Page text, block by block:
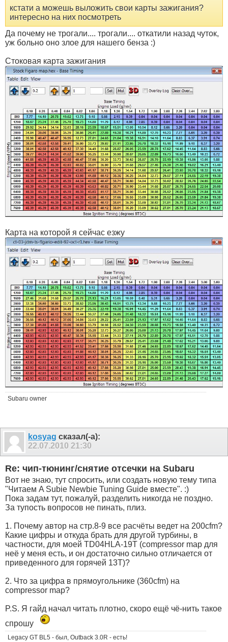
кстати а можешь выложить свои карты зажигания?
интересно на них посмотреть
Да почему не трогали.... трогали.... откатили назад чуток,
уж больно оно злое для нашего бенза :)
Стоковая карта зажигания
Карта на которой я сейчас езжу
Subaru owner
kosyag сказал(-а):
22.07.2010 21:30
Re: чип-тюнинг/снятие отсечки на Subaru
Вот не знаю, тут спросить, или создать новую тему типа
"Читаем A Subie Newbie Tuning Guide вместе". :)
Пока задам тут, пожалуй, разделить никогда не поздно.
За тупость вопросов не пинать, плиз.
1. Почему автор на стр.8-9 все расчёты ведет на 200cfm?
Какие цифры и откуда брать для другой турбины, в
частности, для моей TD04HLA-19T (compressor map для
неё у меня есть, и он достаточно сильно отличается от
приведенного для горячей 13T)?
2. Что за цифра в прямоугольнике (360cfm) на
compressor map?
P.S. Я гайд начал читать плотно, скоро ещё чё-нить такое
спрошу
Legacy GT BL5 - был, Outback 3.0R - есть!